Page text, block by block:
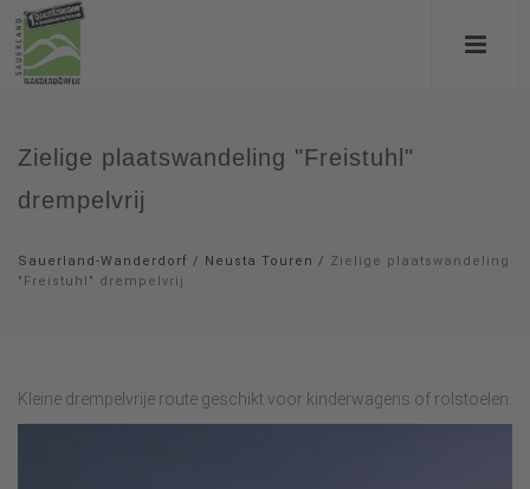
Zielige plaatswandeling "Freistuhl"
drempelvrij
Sauerland-Wanderdorf / Neusta Touren / Zielige plaatswandeling
"Freistuhl" drempelvrij
Kleine drempelvrije route geschikt voor kinderwagens of rolstoelen.